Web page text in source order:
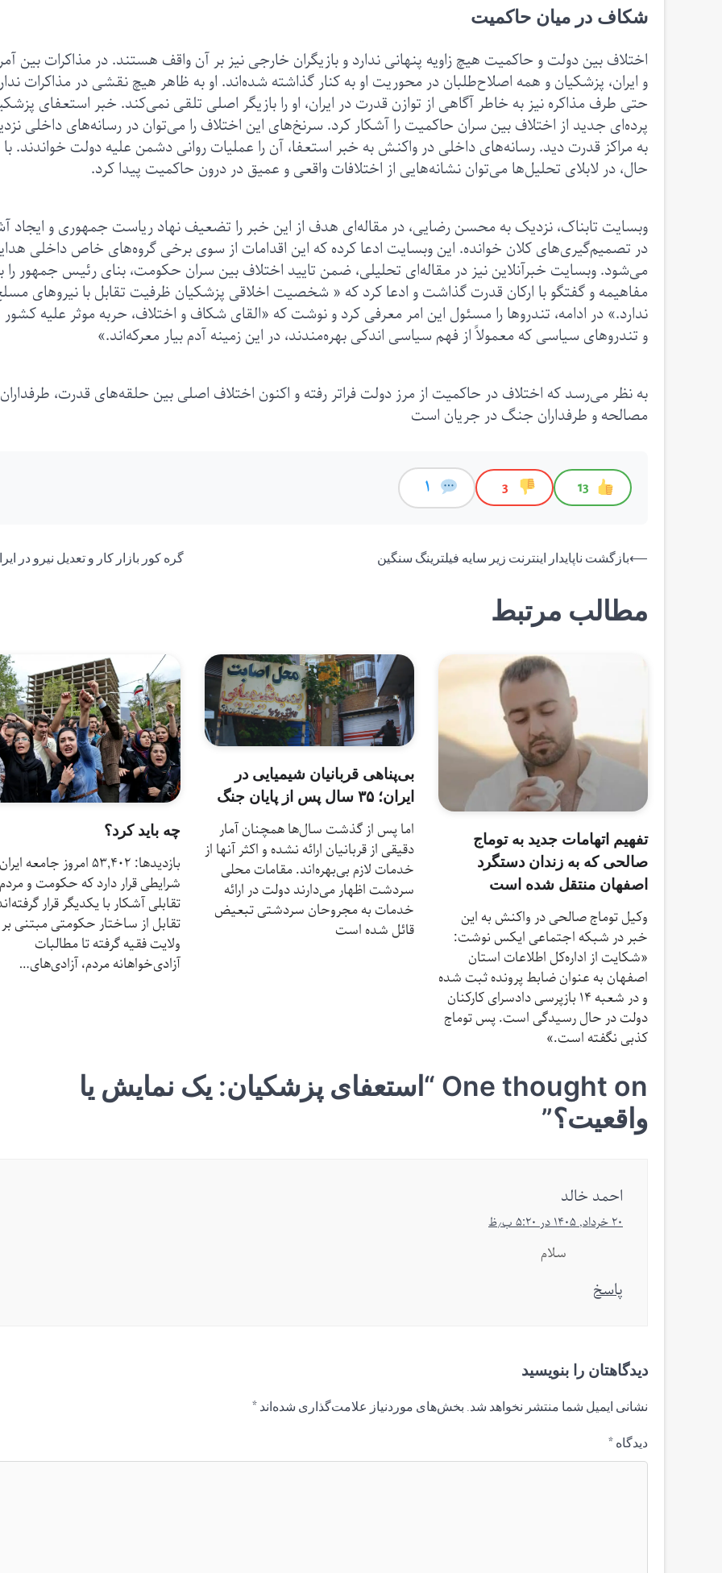
شکاف در میان حاکمیت
اختلاف بین دولت و حاکمیت هیچ زاویه پنهانی ندارد و بازیگران خارجی نیز بر آن واقف هستند. در مذاکرات بین
و ایران، پزشکیان و همه اصلاح‌طلبان در محوریت او به کنار گذاشته شده‌اند. او به ظاهر هیچ نقشی در مذاکرات
حتی طرف مذاکره نیز به خاطر آگاهی از توازن قدرت در ایران، او را بازیگر اصلی تلقی نمی‌کند. خبر استعفای
پرده‌ای جدید از اختلاف بین سران حاکمیت را آشکار کرد. سرنخ‌های این اختلاف را می‌توان در رسانه‌های داخلی
به مراکز قدرت دید. رسانه‌های داخلی در واکنش به خبر استعفا، آن را عملیات روانی دشمن علیه دولت خواندند. با
حال، در لابلای تحلیل‌ها می‌توان نشانه‌هایی از اختلافات واقعی و عمیق در درون حاکمیت پیدا کرد.
وبسایت تابناک، نزدیک به محسن رضایی، در مقاله‌ای هدف از این خبر را تضعیف نهاد ریاست جمهوری و ایجاد
در تصمیم‌گیری‌های کلان خوانده. این وبسایت ادعا کرده که این اقدامات از سوی برخی گروه‌های خاص داخلی
می‌شود. وبسایت خبرآنلاین نیز در مقاله‌ای تحلیلی، ضمن تایید اختلاف بین سران حکومت، بنای رئیس جمهور را
مفاهیمه و گفتگو با ارکان قدرت گذاشت و ادعا کرد که « شخصیت اخلاقی پزشکیان ظرفیت تقابل با نیروهای
ندارد.» در ادامه، تندروها را مسئول این امر معرفی کرد و نوشت که «القای شکاف و اختلاف، حربه موثر علیه
و تندروهای سیاسی که معمولاً از فهم سیاسی اندکی بهره‌مندند، در این زمینه آدم بیار معرکه‌اند.»
به نظر می‌رسد که اختلاف در حاکمیت از مرز دولت فراتر رفته و اکنون اختلاف اصلی بین حلقه‌های قدرت، طرفداران
مصالحه و طرفداران جنگ در جریان است
13
3
1
راهبری
⟵بازگشت ناپایدار اینترنت زیر سایه فیلترینگ سنگین گره کور بازار کار و تعدیل نیرو در
مطالب مرتبط
تفهیم اتهامات جدید به توماج
صالحی که به زندان دستگرد
اصفهان منتقل شده است
وکیل توماج صالحی در واکنش به این
خبر در شبکه اجتماعی ایکس نوشت:
«شکایت از اداره‌کل اطلاعات استان
اصفهان به عنوان ضابط پرونده ثبت شده
و در شعبه ١۴ بازپرسی دادسرای کارکنان
دولت در حال رسیدگی است. پس توماج
کذبی نگفته است.»
بی‌پناهی قربانیان شیمیایی در
ایران؛ ۳۵ سال پس از پایان جنگ
اما پس از گذشت سال‌ها همچنان آمار
دقیقی از قربانیان ارائه نشده و اکثر آنها از
خدمات لازم بی‌بهره‌اند. مقامات محلی
سردشت اظهار می‌دارند دولت در ارائه
خدمات به مجروحان سردشتی تبعیض
قائل شده است
چه باید کرد؟
بازدیدها: 53,402 امروز جامعه
شرایطی قرار دارد که حکومت و
تقابلی آشکار با یکدیگر قرار
تقابل از ساختار حکومتی مبتنی بر
ولایت فقیه گرفته تا مطالبات
آزادی‌خواهانه مردم، آزادی‌های…
One thought on “ استعفای پزشکیان: یک نمایش یا
واقعیت؟”
احمد خالد
۲۰ خرداد, ۱۴۰۵ در ۵:۲۰ ب٫ظ
سلام
پاسخ
دیدگاهتان را بنویسید
نشانی ایمیل شما منتشر نخواهد شد. بخش‌های موردنیاز علامت‌گذاری شده‌اند *
دیدگاه *